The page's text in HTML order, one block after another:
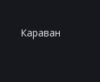
Караван